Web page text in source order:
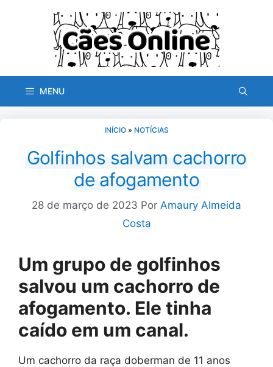
MENU
INÍCIO » NOTÍCIAS
Golfinhos salvam cachorro
de afogamento
28 de março de 2023 Por Amaury Almeida
Costa
Um grupo de golfinhos
salvou um cachorro de
afogamento. Ele tinha
caído em um canal.
Um cachorro da raça doberman de 11 anos